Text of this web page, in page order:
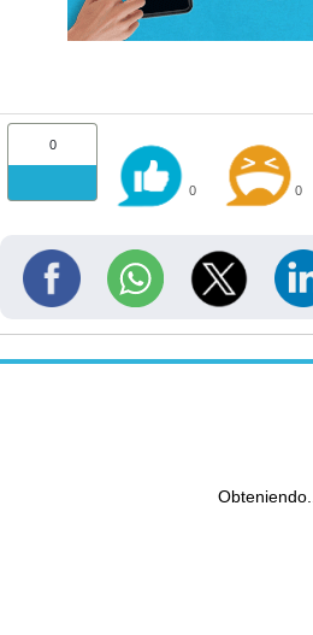
0
0 0
Obteniendo...